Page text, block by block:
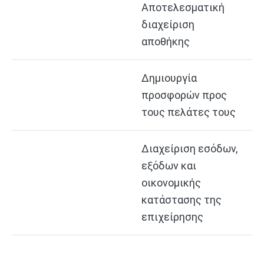
Αποτελεσματική
διαχείριση
αποθήκης
Δημιουργία
προσφορών προς
τους πελάτες τους
Διαχείριση εσόδων,
εξόδων και
οικονομικής
κατάστασης της
επιχείρησης